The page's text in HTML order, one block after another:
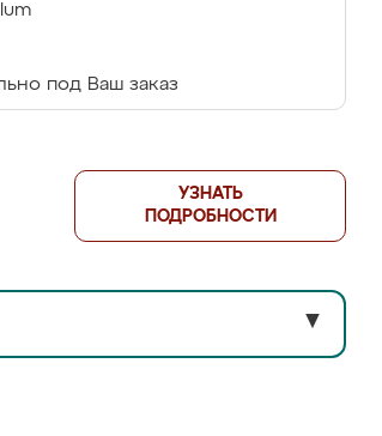
под Ваш заказ
УЗНАТЬ
ПОДРОБНОСТИ
▼